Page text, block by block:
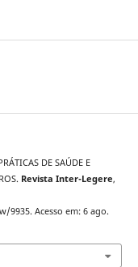
DE SAÚDE E
Revista Inter-Legere,
Acesso em: 6 ago.